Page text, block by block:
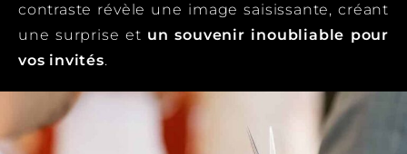
contraste révèle une image saisissante, créant
une surprise et un souvenir inoubliable pour
vos invités.